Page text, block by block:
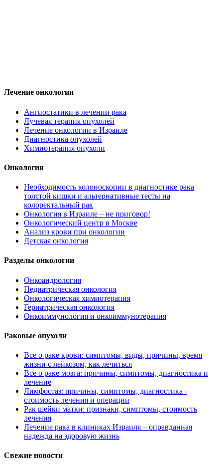
Лечение онкологии
Ангиостатики в лечении рака
Лучевая терапия опухолей
Лечение онкологии в Израиле
Диагностика опухолей
Химиотерапия опухоли
Онкология
Необходимость колоноскопии в диагностике рака
толстой кишки и альтернативные тесты на
колоректальный рак
Онкология в Израиле – не приговор!
Онкологический центр в Москве
Анализ крови при онкологии
Детская онкология
Разделы онкологии
Онкоандрология
Педиатрическая онкология
Онкологическая химиотерапия
Гериатрическая онкология
Онкоиммунология и онкоиммунотерапия
Раковые опухоли
Все о раке крови: симптомы, виды, причины, время
жизни с лейкозом, как лечиться
Все о раке мозга: причины, симптомы, диагностика и
лечение
Лимфостаз: причины, симптомы, диагностика -
стоимость лечения и операции
Рак шейки матки: признаки, симптомы, стоимость
лечения
Лечение рака в клиниках Израиля – оправданная
надежда на здоровую жизнь
Свежие новости